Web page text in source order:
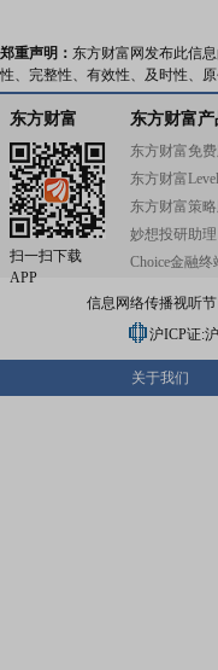
郑重声明： 东方财富网发布此信
性、完整性、有效性、及时性、
东方财富
扫一扫下载
APP
东方财富产
东方财富免
东方财富
东方财富策
妙想投研助理
Choice金融终
信息网络传播视听节
沪ICP证:
关于我们